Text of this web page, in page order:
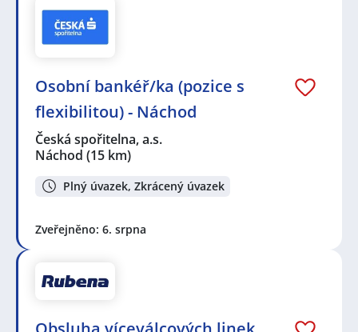
Osobní bankéř/ka (pozice s
flexibilitou) - Náchod
Česká spořitelna, a.s.
Náchod (15 km)
Plný úvazek, Zkrácený úvazek
Zveřejněno: 6. srpna